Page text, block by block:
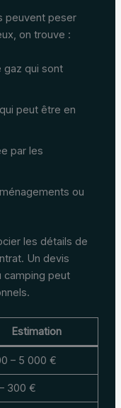
peuvent peser
on trouve :
gaz qui sont
peut être en
par les
ou
les détails de
Un devis
camping peut
Estimation
– 5 000 €
300 €